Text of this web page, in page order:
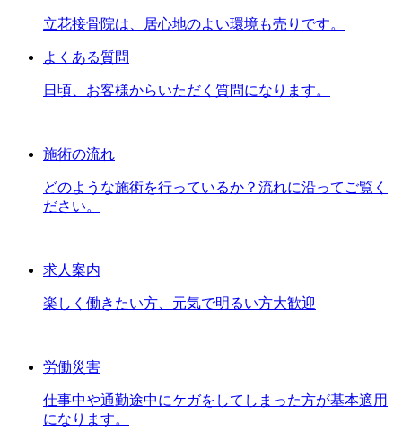
立花接骨院は、居心地のよい環境も売りです。
よくある質問
日頃、お客様からいただく質問になります。
施術の流れ
どのような施術を行っているか？流れに沿ってご覧く
ださい。
求人案内
楽しく働きたい方、元気で明るい方大歓迎
労働災害
仕事中や通勤途中にケガをしてしまった方が基本適用
になります。